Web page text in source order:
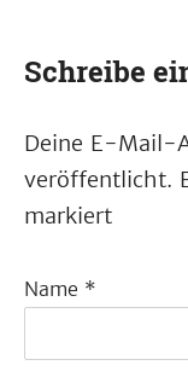
Schreibe
Deine E-Mail-
veröffentlicht.
markiert
Name *